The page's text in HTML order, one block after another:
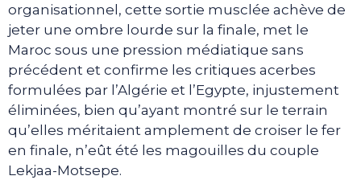
organisationnel, cette sortie musclée achève de
jeter une ombre lourde sur la finale, met le
Maroc sous une pression médiatique sans
précédent et confirme les critiques acerbes
formulées par l’Algérie et l’Egypte, injustement
éliminées, bien qu’ayant montré sur le terrain
qu’elles méritaient amplement de croiser le fer
en finale, n’eût été les magouilles du couple
Lekjaa-Motsepe.